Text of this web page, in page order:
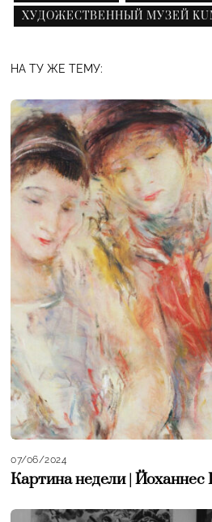
ХУДОЖЕСТВЕННЫЙ МУЗЕЙ
НА ТУ ЖЕ ТЕМУ:
07/06/2024
Картина недели | Йоханнес